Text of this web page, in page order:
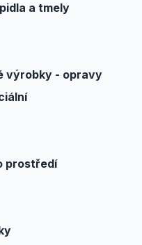
a tmely
výrobky - opravy
prostředí